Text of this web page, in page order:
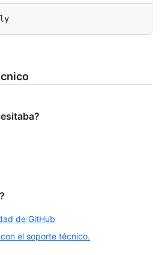
de GitHub
el soporte técnico.